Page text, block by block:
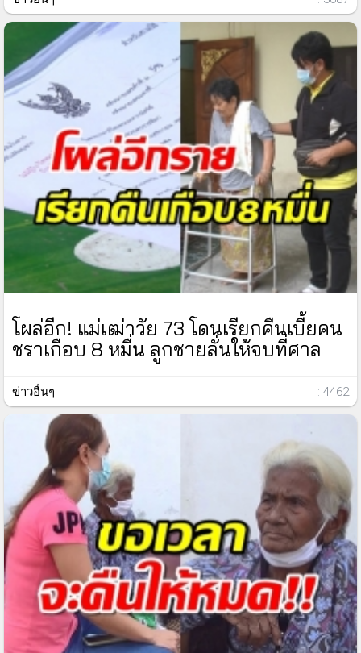
โผล่อีก! แม่เฒ่าวัย 73 โดนเรียกคืนเบี้ยคน
ชราเกือบ 8 หมื่น ลูกชายลั่นให้จบที่ศาล
ข่าวอื่นๆ : 4462